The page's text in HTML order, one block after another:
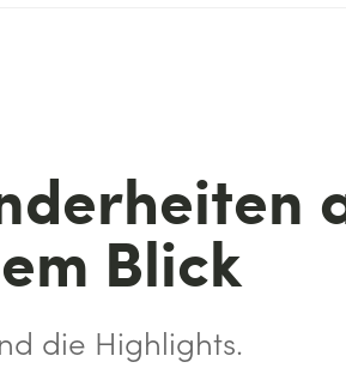
Blick
die Highlights.